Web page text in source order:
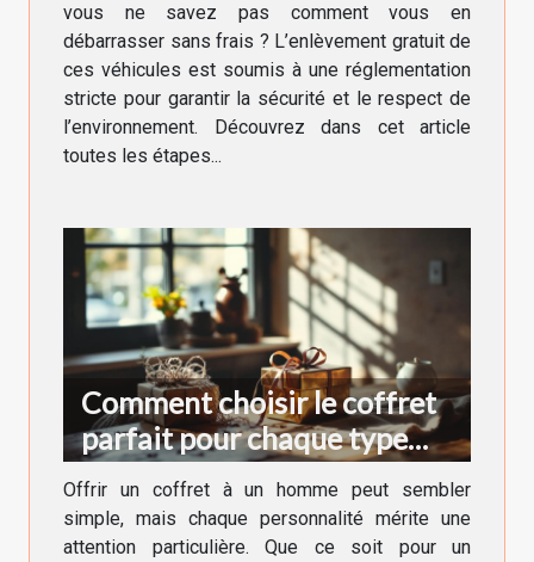
vous ne savez pas comment vous en
débarrasser sans frais ? L’enlèvement gratuit de
ces véhicules est soumis à une réglementation
stricte pour garantir la sécurité et le respect de
l’environnement. Découvrez dans cet article
toutes les étapes...
Comment choisir le coffret
parfait pour chaque type
d'homme ?
Offrir un coffret à un homme peut sembler
simple, mais chaque personnalité mérite une
attention particulière. Que ce soit pour un